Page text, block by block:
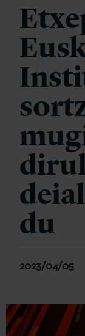
du
2023/04/05